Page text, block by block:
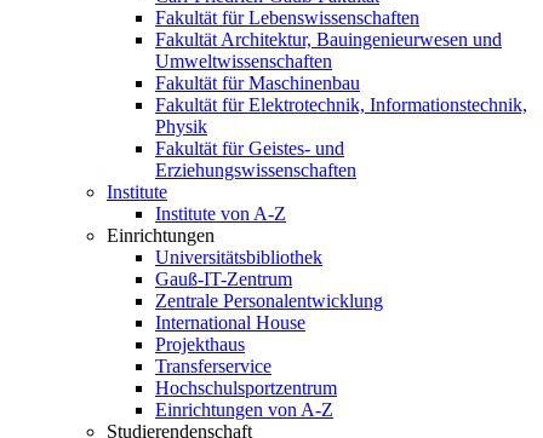
Fakultät für Lebenswissenschaften
Fakultät Architektur, Bauingenieurwesen und
Umweltwissenschaften
Fakultät für Maschinenbau
Fakultät für Elektrotechnik, Informationstechnik,
Physik
Fakultät für Geistes- und
Erziehungswissenschaften
Institute
Institute von A-Z
Einrichtungen
Universitätsbibliothek
Gauß-IT-Zentrum
Zentrale Personalentwicklung
International House
Projekthaus
Transferservice
Hochschulsportzentrum
Einrichtungen von A-Z
Studierendenschaft